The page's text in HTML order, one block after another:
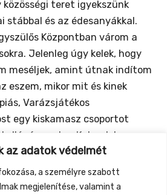
az adatok védelmét
a személyre szabott
megjelenítése, valamint a
közösségi teret igyekszünk
stábbal és az édesanyákkal.
Központban várom a
Jelenleg úgy kelek, hogy
meséljek, amint útnak indítom
eszem, mikor mit és kinek
Varázsjátékos
egy kiskamasz csoportot
„a Kalandok
úgy zárjuk a napunkat, hogy